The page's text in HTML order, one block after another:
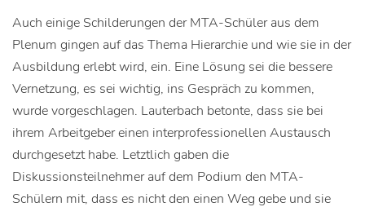
Auch einige Schilderungen der MTA-Schüler aus dem
Plenum gingen auf das Thema Hierarchie und wie sie in der
Ausbildung erlebt wird, ein. Eine Lösung sei die bessere
Vernetzung, es sei wichtig, ins Gespräch zu kommen,
wurde vorgeschlagen. Lauterbach betonte, dass sie bei
ihrem Arbeitgeber einen interprofessionellen Austausch
durchgesetzt habe. Letztlich gaben die
Diskussionsteilnehmer auf dem Podium den MTA-
Schülern mit, dass es nicht den einen Weg gebe und sie